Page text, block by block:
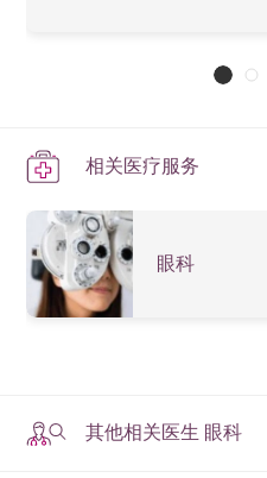
相关医疗服务
眼科
其他相关医生 眼科